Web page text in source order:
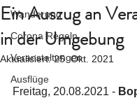
Wanderung
Corona Regeln
Veranstaltungen
Ausflüge
Ein Auszug an
in der Umgebung
Aktualisiert:25. Okt. 2021
Freitag, 20.08.2021 -